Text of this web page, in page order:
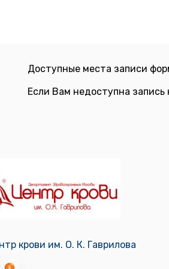
Доступные места записи
Если Вам недоступна
крови им. О. К. Гаврилова